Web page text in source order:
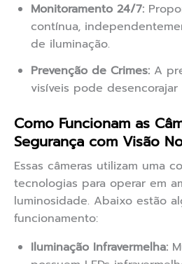
Monitoramento 24/7:
contínua,
de iluminação.
Prevenção de Crimes: A
visíveis pode desencorajar
Como Funcionam as
Segurança com Visão
Essas câmeras utilizam uma
tecnologias para operar em
luminosidade. Abaixo estão
funcionamento:
Iluminação Infravermelha: